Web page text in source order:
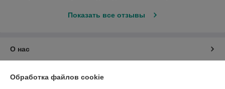
Показать все отзывы
О нас
Обработка файлов cookie